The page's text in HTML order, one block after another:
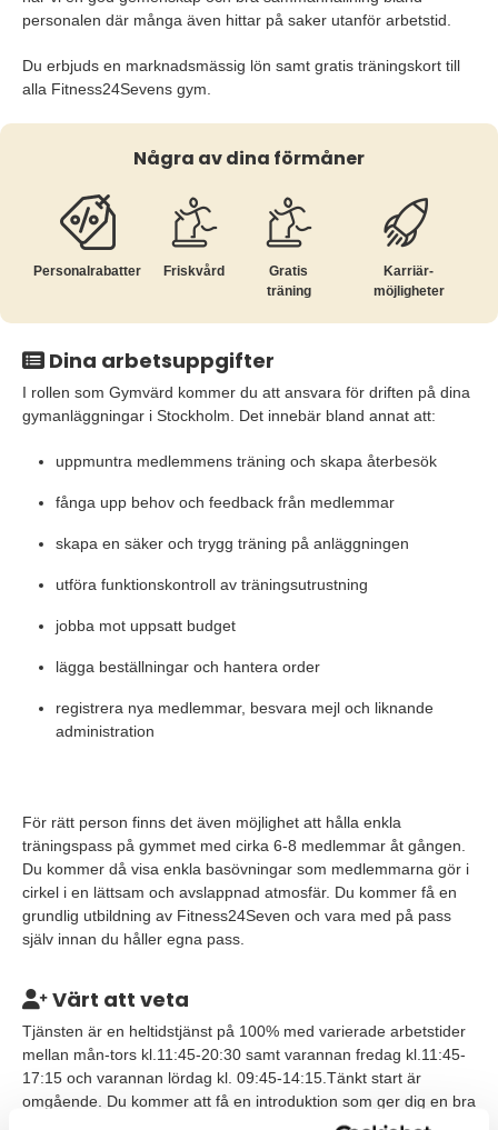
personalen där många även hittar på saker utanför arbetstid.
Du erbjuds en marknadsmässig lön samt gratis träningskort till
alla Fitness24Sevens gym.
Några av dina förmåner
Personalrabatter Friskvård
Gratis
träning
Karriär­
möjligheter
Dina arbetsuppgifter
I rollen som Gymvärd kommer du att ansvara för driften på dina
gymanläggningar i Stockholm. Det innebär bland annat att:
uppmuntra medlemmens träning och skapa återbesök
fånga upp behov och feedback från medlemmar
skapa en säker och trygg träning på anläggningen
utföra funktionskontroll av träningsutrustning
jobba mot uppsatt budget
lägga beställningar och hantera order
registrera nya medlemmar, besvara mejl och liknande
administration
För rätt person finns det även möjlighet att hålla enkla
träningspass på gymmet med cirka 6-8 medlemmar åt gången.
Du kommer då visa enkla basövningar som medlemmarna gör i
cirkel i en lättsam och avslappnad atmosfär. Du kommer få en
grundlig utbildning av Fitness24Seven och vara med på pass
själv innan du håller egna pass.
Värt att veta
Tjänsten är en heltidstjänst på 100% med varierade arbetstider
mellan mån-tors kl.11:45-20:30 samt varannan fredag kl.11:45-
17:15 och varannan lördag kl. 09:45-14:15.Tänkt start är
omgående. Du kommer att få en introduktion som ger dig en bra
grund att bygga vidare på i rollen som Gymvärd.